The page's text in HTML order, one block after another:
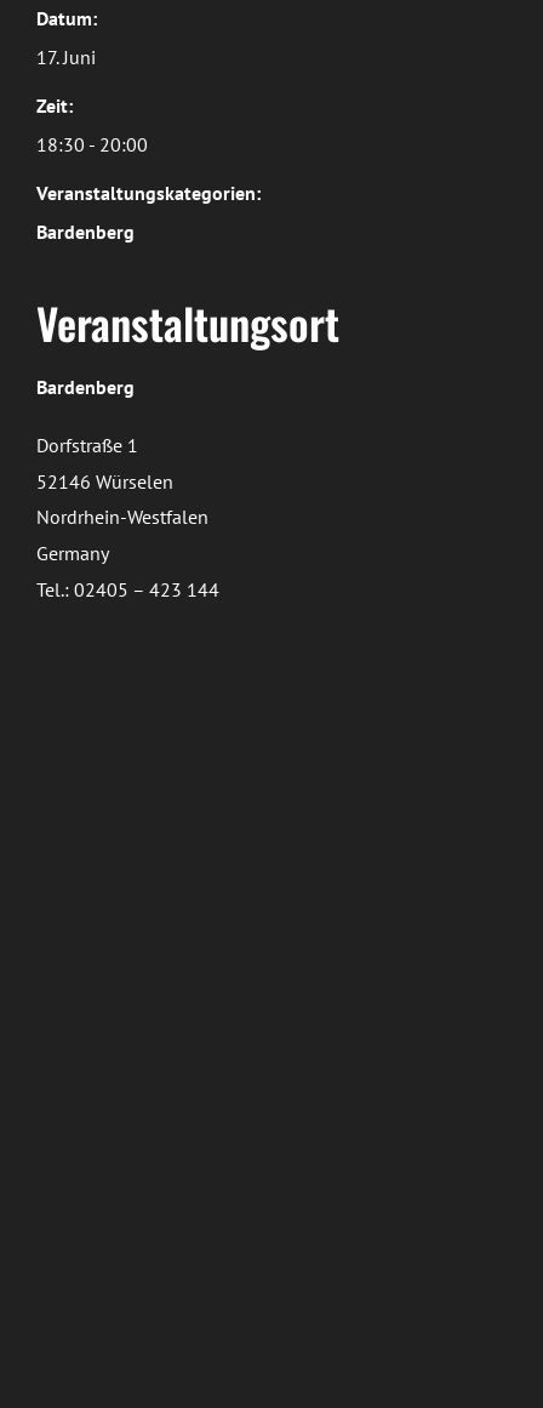
Datum:
17. Juni
Zeit:
18:30 - 20:00
Veranstaltungskategorien:
Bardenberg
Veranstaltungsort
Bardenberg
Dorfstraße 1
52146 Würselen
Nordrhein-Westfalen
Germany
Tel.: 02405 – 423 144